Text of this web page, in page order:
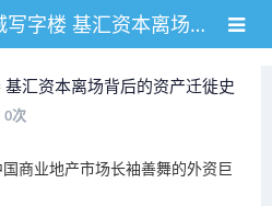
五折处置上海万象城写字楼 基汇资本离场背后的资产迁徙史
汇资本离场背后的资产迁徙史
0次
商业地产市场长袖善舞的外资巨